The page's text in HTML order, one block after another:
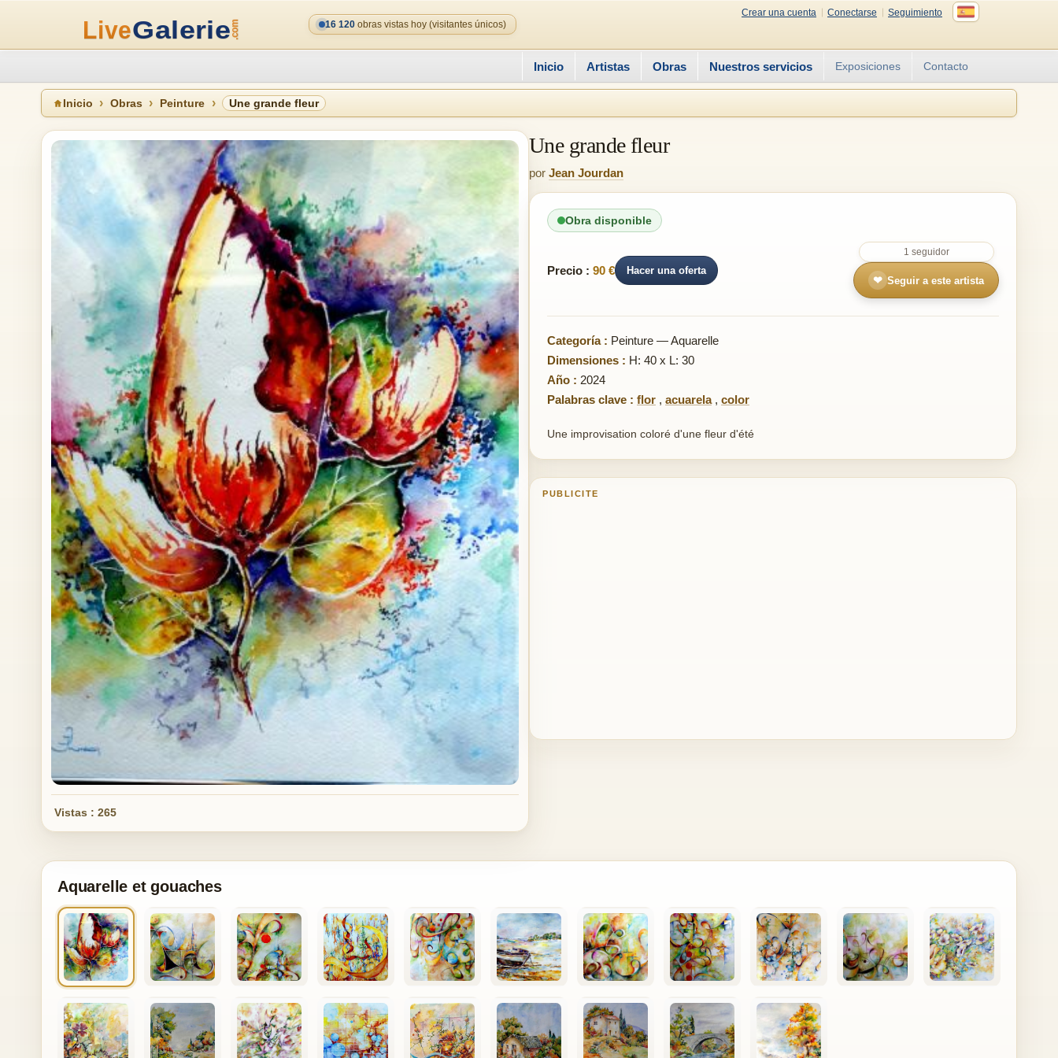
Crear una cuenta Conectarse
Seguimiento
16 120 obras vistas hoy (visitantes únicos)
Inicio Artistas Obras Nuestros servicios Exposiciones Contacto
Inicio Obras Peinture Une grande fleur
Vistas : 265
Une grande fleur
por Jean Jourdan
Obra disponible
Precio : 90 € Hacer una oferta
1 seguidor
❤ Seguir a este artista
Categoría : Peinture — Aquarelle
Dimensiones : H: 40 x L: 30
Año : 2024
Palabras clave : flor , acuarela, color
Une improvisation coloré d'une fleur d'été
PUBLICITE
Aquarelle et gouaches